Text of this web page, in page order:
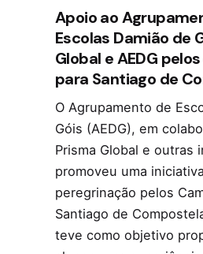
Apoio ao
Escolas Damião de
Global e AEDG
para Santiago de
O Agrupamento de
Góis (AEDG), em
Prisma Global e outras
promoveu uma
peregrinação pelos
Santiago de
teve como objetivo